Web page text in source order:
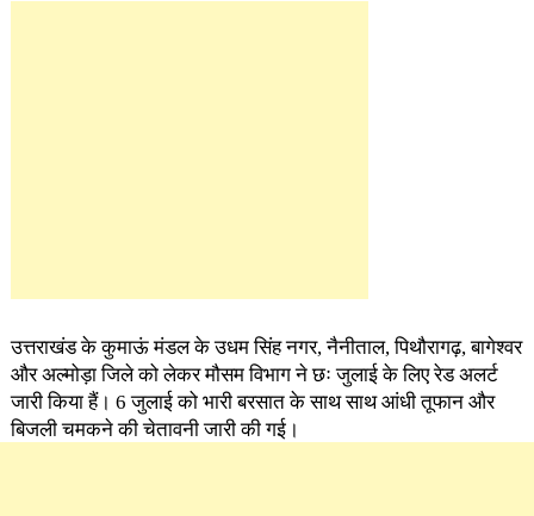
उत्तराखंड के कुमाऊं मंडल के उधम सिंह नगर, नैनीताल, पिथौरागढ़, बागेश्वर
और अल्मोड़ा जिले को लेकर मौसम विभाग ने छः जुलाई के लिए रेड अलर्ट
जारी किया हैं। 6 जुलाई को भारी बरसात के साथ साथ आंधी तूफान और
बिजली चमकने की चेतावनी जारी की गई।